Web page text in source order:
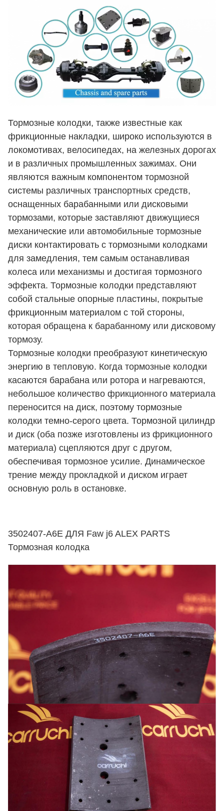
Тормозные колодки, также известные как
фрикционные накладки, широко используются в
локомотивах, велосипедах, на железных дорогах
и в различных промышленных зажимах. Они
являются важным компонентом тормозной
системы различных транспортных средств,
оснащенных барабанными или дисковыми
тормозами, которые заставляют движущиеся
механические или автомобильные тормозные
диски контактировать с тормозными колодками
для замедления, тем самым останавливая
колеса или механизмы и достигая тормозного
эффекта. Тормозные колодки представляют
собой стальные опорные пластины, покрытые
фрикционным материалом с той стороны,
которая обращена к барабанному или дисковому
тормозу.
Тормозные колодки преобразуют кинетическую
энергию в тепловую. Когда тормозные колодки
касаются барабана или ротора и нагреваются,
небольшое количество фрикционного материала
переносится на диск, поэтому тормозные
колодки темно-серого цвета. Тормозной цилиндр
и диск (оба позже изготовлены из фрикционного
материала) сцепляются друг с другом,
обеспечивая тормозное усилие. Динамическое
трение между прокладкой и диском играет
основную роль в остановке.
3502407-A6E ДЛЯ Faw j6 ALEX PARTS
Тормозная колодка